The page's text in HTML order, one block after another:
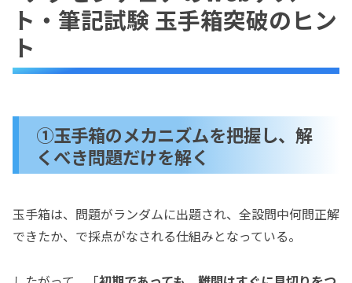
ト・筆記試験 玉手箱突破のヒン
ト
①玉手箱のメカニズムを把握し、解
くべき問題だけを解く
玉手箱は、問題がランダムに出題され、全設問中何問正解
できたか、で採点がなされる仕組みとなっている。